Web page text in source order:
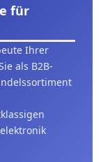
für
Ihrer
als B2B-